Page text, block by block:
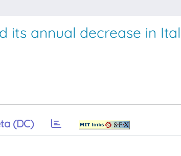
its annual decrease in
(DC)